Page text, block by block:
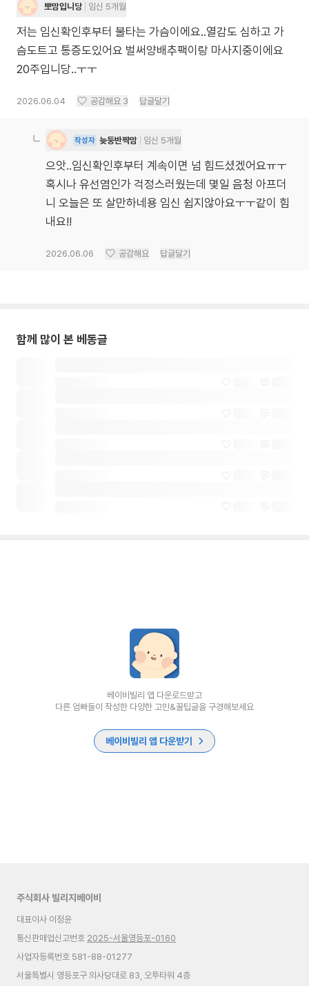
뽀맘입니당 임신 5개월
저는 임신확인후부터 불타는 가슴이에요..열감도 심하고 가
슴도트고 통증도있어요 벌써양배추팩이랑 마사지중이에요
20주입니당..ㅜㅜ
2026.06.04 공감해요 3 답글달기
작성자 늦둥반짝맘 임신 5개월
으앗..임신확인후부터 계속이면 넘 힘드셨겠어요ㅠㅜ
혹시나 유선염인가 걱정스러웠는데 몇일 음청 아프더
니 오늘은 또 살만하네용 임신 쉽지않아요ㅜㅜ같이 힘
내요!!
2026.06.06 공감해요 답글달기
함께 많이 본 베동글
베이비빌리 앱 다운로드받고
다른 엄빠들이 작성한 다양한 고민&꿀팁글을 구경해보세요
베이비빌리 앱 다운받기
주식회사 빌리지베이비
대표이사 이정윤
통신판매업신고번호 2025-서울영등포-0160
사업자등록번호 581-88-01277
서울특별시 영등포구 의사당대로 83, 오투타워 4층